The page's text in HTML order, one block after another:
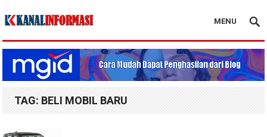
Blog Kanal Info
MENU
TAG: BELI MOBIL BARU